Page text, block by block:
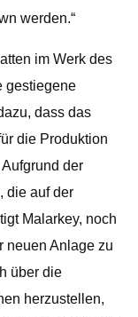
werden.“
im Werk des
gestiegene
dass das
die Produktion
der
die auf der
Malarkey, noch
neuen Anlage zu
über die
herzustellen,